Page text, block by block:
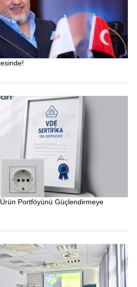
Portföyünü Güçlendirmeye